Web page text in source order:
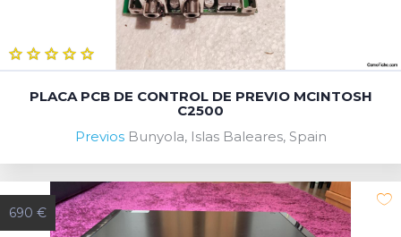
PLACA PCB DE CONTROL DE PREVIO MCINTOSH
C2500
Previos Bunyola, Islas Baleares, Spain
690 €